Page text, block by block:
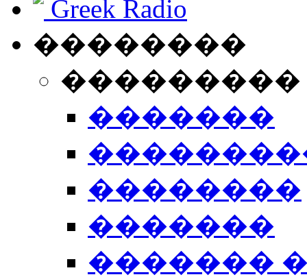
Greek Radio
��������
�������
��������
�������
�������